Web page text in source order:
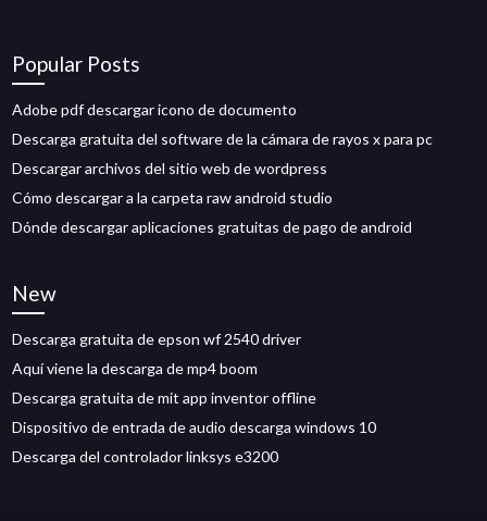
Popular Posts
Adobe pdf descargar icono de documento
Descarga gratuita del software de la cámara de rayos x para pc
Descargar archivos del sitio web de wordpress
Cómo descargar a la carpeta raw android studio
Dónde descargar aplicaciones gratuitas de pago de android
New
Descarga gratuita de epson wf 2540 driver
Aquí viene la descarga de mp4 boom
Descarga gratuita de mit app inventor offline
Dispositivo de entrada de audio descarga windows 10
Descarga del controlador linksys e3200